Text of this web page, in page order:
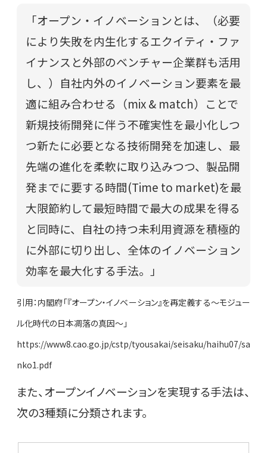
「オープン・イノベーションとは、（必要
により失敗を内生化するエクイティ・ファ
イナンスと外部のベンチャー企業群も活用
し、）自社内外のイノベーション要素を最
適に組み合わせる（mix & match）ことで
新規技術開発に伴う不確実性を最小化しつ
つ新たに必要となる技術開発を加速し、最
先端の進化を柔軟に取り込みつつ、製品開
発までに要する時間(Time to market)を最
大限節約して最短時間で最大の成果を得る
と同時に、自社の持つ未利用資源を積極的
に外部に切り出し、全体のイノベーション
効率を最大化する手法。」
引用：内閣府「『オープン・イノベーション』を再定義する～モジュー
ル化時代の日本凋落の真因～」
https://www8.cao.go.jp/cstp/tyousakai/seisaku/haihu07/sa
nko1.pdf
また、オープンイノベーションを実現する手法は、
次の3種類に分類されます。